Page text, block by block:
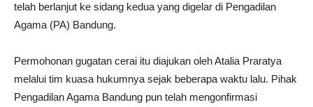
telah berlanjut ke sidang kedua yang digelar di Pengadilan
Agama (PA) Bandung.
Permohonan gugatan cerai itu diajukan oleh Atalia Praratya
melalui tim kuasa hukumnya sejak beberapa waktu lalu. Pihak
Pengadilan Agama Bandung pun telah mengonfirmasi